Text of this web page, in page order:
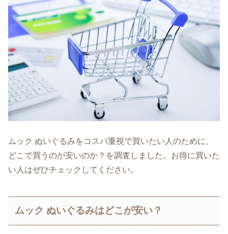
ムック ぬいぐるみをコスパ重視で買いたい人のために、
どこで買うのが安いのか？を調査しました。お得に買いた
い人はぜひチェックしてください。
ムック ぬいぐるみはどこが安い？